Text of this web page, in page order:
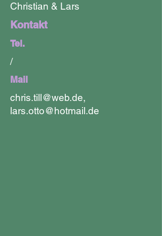
Christian & Lars
Kontakt
Tel.
/
Mail
chris.till@web.de,
lars.otto@hotmail.de